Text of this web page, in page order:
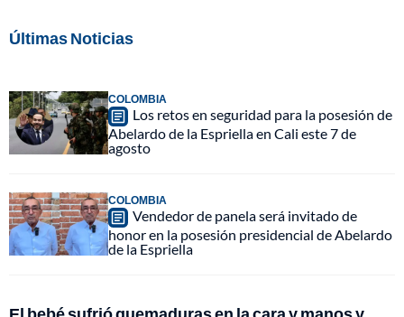
Últimas Noticias
COLOMBIA
Los retos en seguridad para la posesión de
Abelardo de la Espriella en Cali este 7 de
agosto
COLOMBIA
Vendedor de panela será invitado de
honor en la posesión presidencial de Abelardo
de la Espriella
El bebé sufrió quemaduras en la cara y manos y